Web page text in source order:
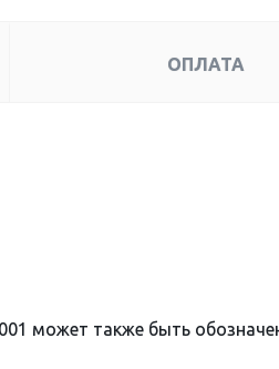
ОПЛАТА
может также быть